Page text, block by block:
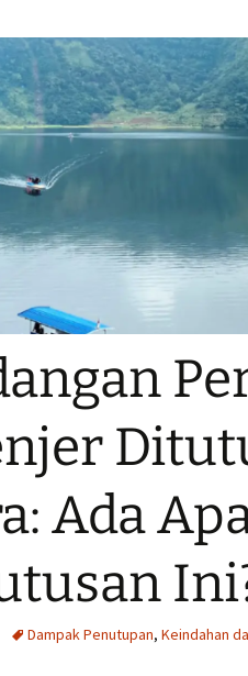
Ada
Dampak Penutupan, Keindahan